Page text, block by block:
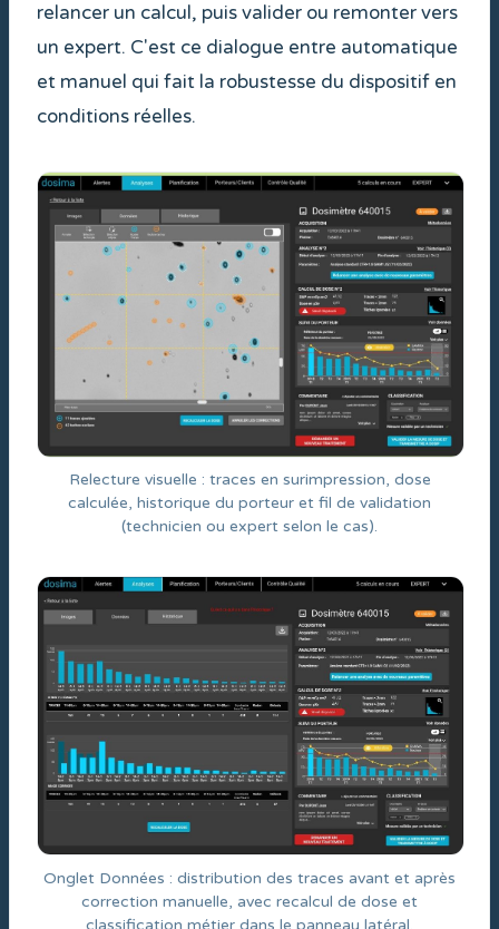
relancer un calcul, puis valider ou remonter vers
un expert. C'est ce dialogue entre automatique
et manuel qui fait la robustesse du dispositif en
conditions réelles.
Relecture visuelle : traces en surimpression, dose
calculée, historique du porteur et fil de validation
(technicien ou expert selon le cas).
Onglet Données : distribution des traces avant et après
correction manuelle, avec recalcul de dose et
classification métier dans le panneau latéral.